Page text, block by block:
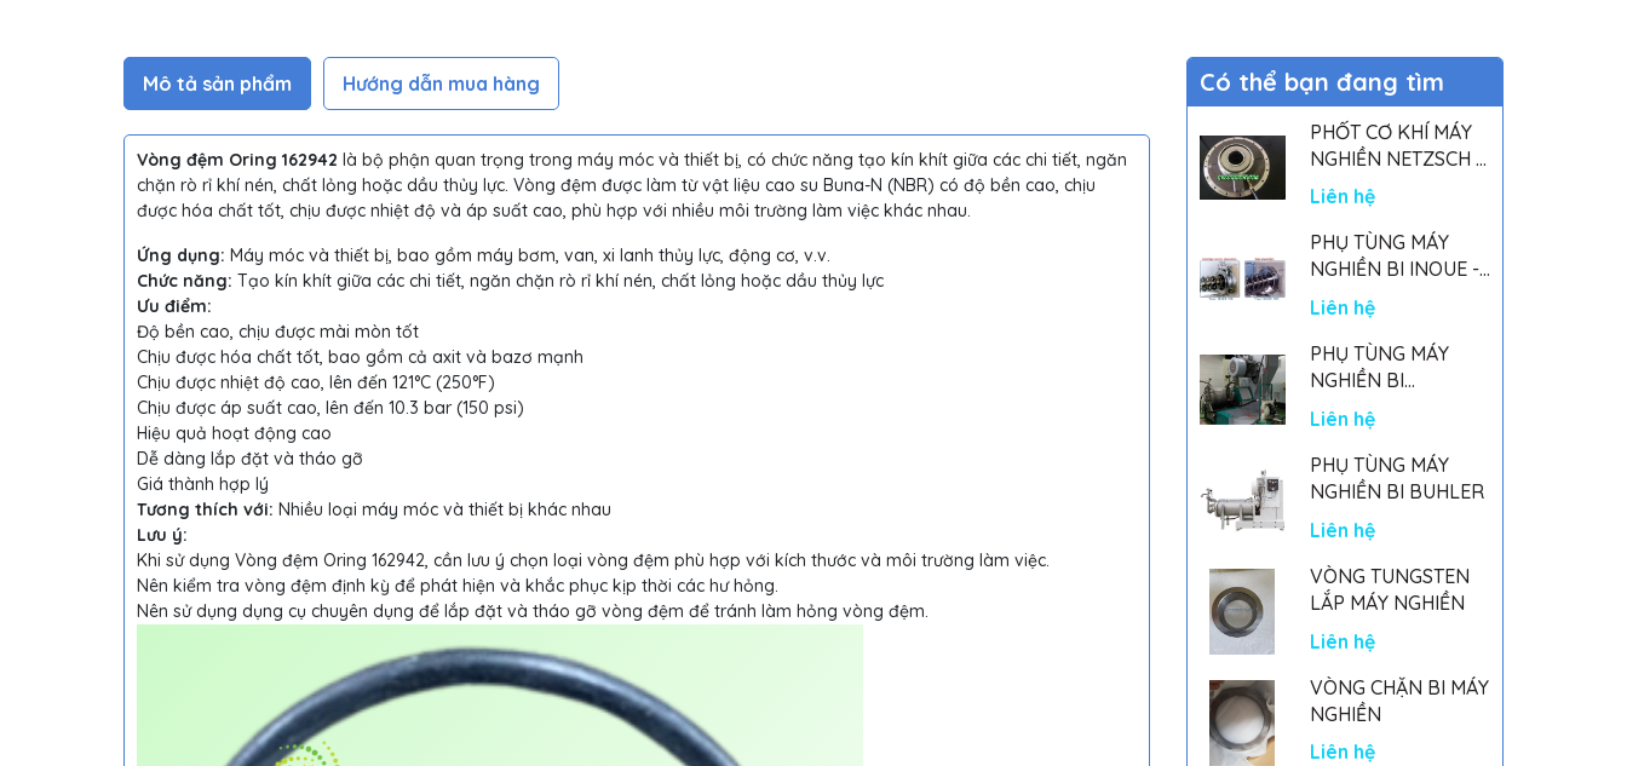
Mô tả sản phẩm Hướng dẫn mua hàng
Vòng đệm Oring 162942 là bộ phận quan trọng trong máy móc và thiết bị, có chức năng tạo kín khít giữa các chi tiết, ngăn
chặn rò rỉ khí nén, chất lỏng hoặc dầu thủy lực. Vòng đệm được làm từ vật liệu cao su Buna-N (NBR) có độ bền cao, chịu
được hóa chất tốt, chịu được nhiệt độ và áp suất cao, phù hợp với nhiều môi trường làm việc khác nhau.
Ứng dụng: Máy móc và thiết bị, bao gồm máy bơm, van, xi lanh thủy lực, động cơ, v.v.
Chức năng: Tạo kín khít giữa các chi tiết, ngăn chặn rò rỉ khí nén, chất lỏng hoặc dầu thủy lực
Ưu điểm:
Độ bền cao, chịu được mài mòn tốt
Chịu được hóa chất tốt, bao gồm cả axit và bazơ mạnh
Chịu được nhiệt độ cao, lên đến 121°C (250°F)
Chịu được áp suất cao, lên đến 10.3 bar (150 psi)
Hiệu quả hoạt động cao
Dễ dàng lắp đặt và tháo gỡ
Giá thành hợp lý
Tương thích với: Nhiều loại máy móc và thiết bị khác nhau
Lưu ý:
Khi sử dụng Vòng đệm Oring 162942, cần lưu ý chọn loại vòng đệm phù hợp với kích thước và môi trường làm việc.
Nên kiểm tra vòng đệm định kỳ để phát hiện và khắc phục kịp thời các hư hỏng.
Nên sử dụng dụng cụ chuyên dụng để lắp đặt và tháo gỡ vòng đệm để tránh làm hỏng vòng đệm.
Có thể bạn đang tìm
PHỐT CƠ KHÍ MÁY
NGHIỀN NETZSCH -
GERMANY
Liên hệ
PHỤ TÙNG MÁY
NGHIỀN BI INOUE -
PARTS FOR MHGII-
50 MIGHTY MILL
MARK II
Liên hệ
PHỤ TÙNG MÁY
NGHIỀN BI
NETSZCH
Liên hệ
PHỤ TÙNG MÁY
NGHIỀN BI BUHLER
Liên hệ
VÒNG TUNGSTEN
LẮP MÁY NGHIỀN
Liên hệ
VÒNG CHẶN BI MÁY
NGHIỀN
Liên hệ